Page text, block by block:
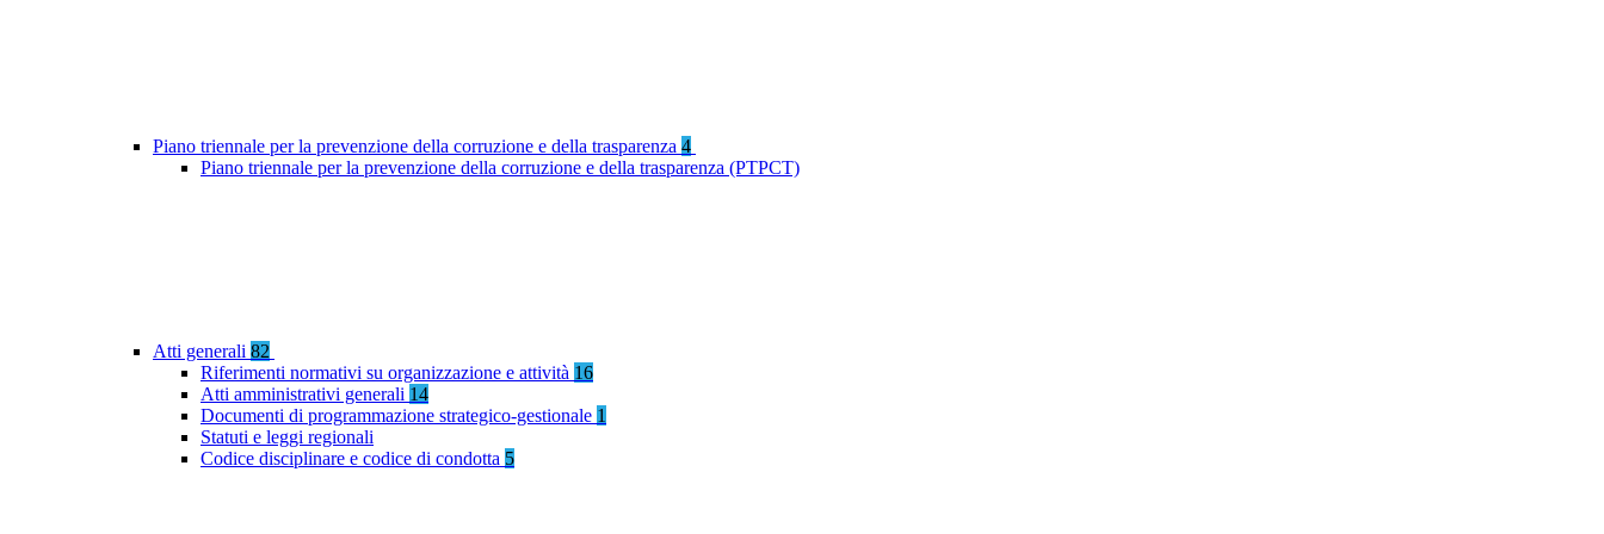
Piano triennale per la prevenzione della corruzione e della trasparenza 4
Piano triennale per la prevenzione della corruzione e della trasparenza (PTPCT)
Atti generali 82
Riferimenti normativi su organizzazione e attività 16
Atti amministrativi generali 14
Documenti di programmazione strategico-gestionale 1
Statuti e leggi regionali
Codice disciplinare e codice di condotta 5